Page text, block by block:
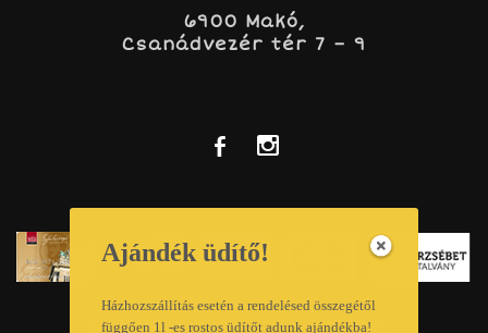
6900 Makó,
Csanádvezér tér 7 – 9
b x
© 2015 – 2019 Roxy-Étterem Kft.
Ajándék üdítő!
Házhozszállítás esetén a rendelésed összegétől
függően 1l -es rostos üdítőt adunk ajándékba!